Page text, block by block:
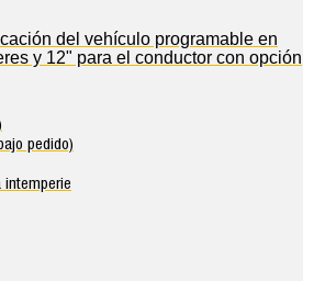
del vehículo programable en
y 12" para el conductor con opción
pedido)
intemperie